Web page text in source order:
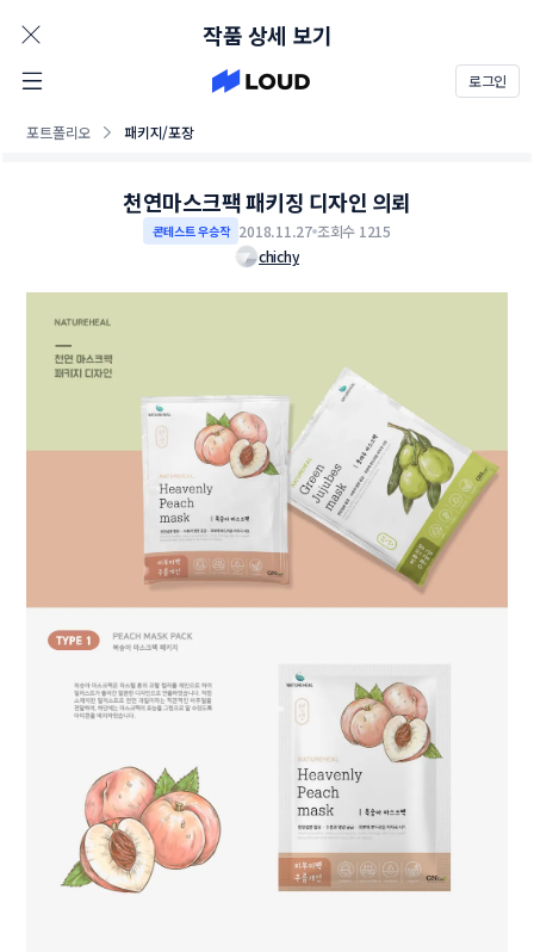
로그인
포트폴리오 패키지/포장
작품 상세 보기
천연마스크팩 패키징 디자인 의뢰
콘테스트 우승작 2018.11.27 조회수 1215
chichy